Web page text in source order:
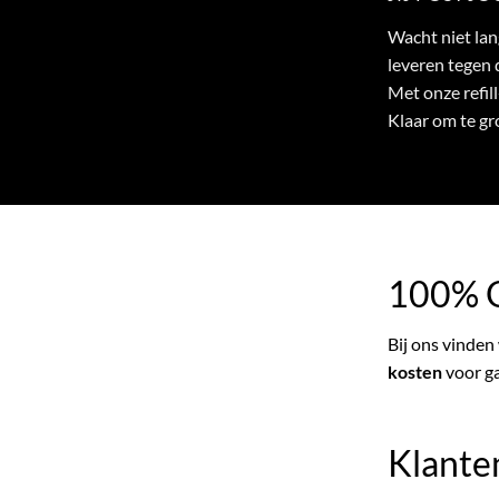
Wacht niet
leveren tegen
Met onze
Klaar om te
100%
Bij ons
kostenvoor